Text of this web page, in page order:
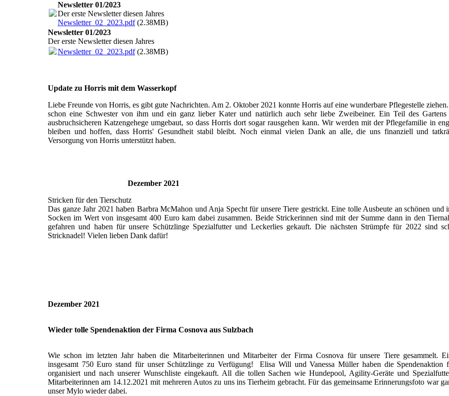
Newsletter 01/2023
Der erste Newsletter diesen Jahres
Newsletter_02_2023.pdf(2.38MB)
Newsletter 01/2023
Der erste Newsletter diesen Jahres
Newsletter_02_2023.pdf(2.38MB)
Update zu Horris mit dem Wasserkopf
Liebe Freunde von Horris, es gibt gute Nachrichten. Am 2. Oktober 2021 konnte Horris auf eine wunderbare Pflegestelle
schon eine Schwester von ihm und ein ganz lieber Kater und natürlich auch sehr liebe Zweibeiner. Ein Teil des
ausbruchsicheren Katzengehege umgebaut, so dass Horris dort sogar rausgehen kann. Wir werden mit der Pflegefamilie in
bleiben und hoffen, dass Horris' Gesundheit stabil bleibt. Noch einmal vielen Dank an alle, die uns finanziell und
Versorgung von Horris unterstützt haben.
Dezember 2021
Stricken für den Tierschutz
Das ganze Jahr 2021 haben Barbra McMahon und Anja Specht für unsere Tiere gestrickt. Eine tolle Ausbeute an schönen und
Socken im Wert von insgesamt 400 Euro kam dabei zusammen. Beide Strickerinnen sind mit der Summe dann in den
gefahren und haben für unsere Schützlinge Spezialfutter und Leckerlies gekauft. Die nächsten Strümpfe für 2022 sind
Stricknadel! Vielen lieben Dank dafür!
Dezember 2021
Wieder tolle Spendenaktion der Firma Cosnova aus Sulzbach
Wie schon im letzten Jahr haben die Mitarbeiterinnen und Mitarbeiter der Firma Cosnova für unsere Tiere gesammelt.
insgesamt 750 Euro stand für unser Schützlinge zu Verfügung! Elisa Will und Vanessa Müller haben die Spendenaktion
organisiert und nach unserer Wunschliste eingekauft. All die tollen Sachen wie Hundepool, Agility-Geräte und
Mitarbeiterinnen am 14.12.2021 mit mehreren Autos zu uns ins Tierheim gebracht. Für das gemeinsame Erinnerungsfoto war
unser Mylo wieder dabei.